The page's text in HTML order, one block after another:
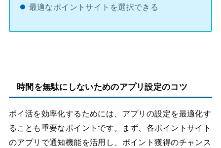
最適なポイントサイトを選択できる
時間を無駄にしないためのアプリ設定のコツ
ポイ活を効率化するためには、アプリの設定を最適化す
ることも重要なポイントです。まず、各ポイントサイト
のアプリで通知機能を活用し、ポイント獲得のチャンス